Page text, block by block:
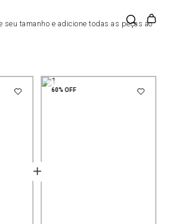
seu tamanho e adicione todas as peças ao
60%OFF